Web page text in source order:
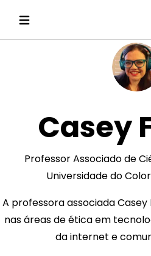
Casey
Professor Associado de
Universidade do
A professora associada Casey
nas áreas de ética em
da internet e